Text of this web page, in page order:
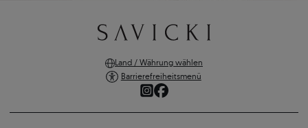
Land / Währung wählen
Barrierefreiheitsmenü